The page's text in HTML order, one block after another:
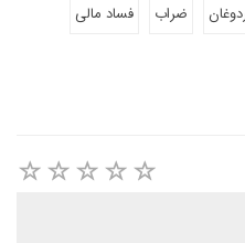
ضراب
فساد مالی